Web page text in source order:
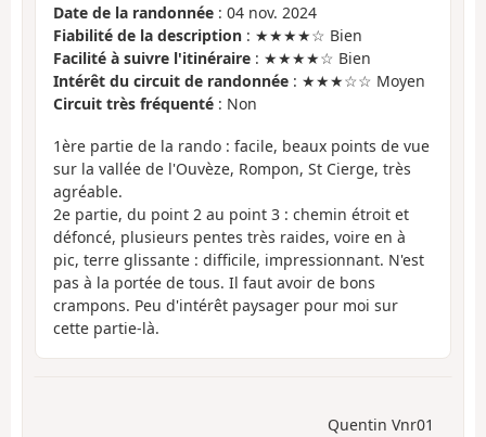
Date de la randonnée : 04 nov. 2024
Fiabilité de la description : ★★★★☆ Bien
Facilité à suivre l'itinéraire : ★★★★☆ Bien
Intérêt du circuit de randonnée : ★★★☆☆ Moyen
Circuit très fréquenté : Non
1ère partie de la rando : facile, beaux points de vue
sur la vallée de l'Ouvèze, Rompon, St Cierge, très
agréable.
2e partie, du point 2 au point 3 : chemin étroit et
défoncé, plusieurs pentes très raides, voire en à
pic, terre glissante : difficile, impressionnant. N'est
pas à la portée de tous. Il faut avoir de bons
crampons. Peu d'intérêt paysager pour moi sur
cette partie-là.
Quentin Vnr01